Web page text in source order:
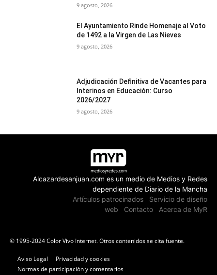
9 agosto, 2026
El Ayuntamiento Rinde Homenaje al Voto
de 1492 a la Virgen de Las Nieves
9 agosto, 2026
Adjudicación Definitiva de Vacantes para
Interinos en Educación: Curso
2026/2027
9 agosto, 2026
Alcazardesanjuan.com es un medio de Medios y Redes
dependiente de Diario de la Mancha
Artículos patrocinados
Servicio de diseño
web
Contacto Acerca de MyR
© 1995-2024 Color Vivo Internet. Otros contenidos se cita fuente.
Aviso Legal
Privacidad y cookies
Normas de participación y comentarios